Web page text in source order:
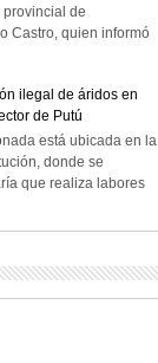
de
Castro, quien informó
ilegal de áridos en
de Putú
está ubicada en la
donde se
que realiza labores